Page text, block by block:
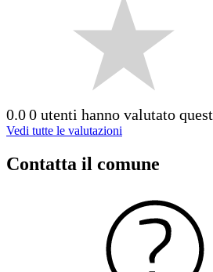
0.00 utenti hanno valutato
Vedi tutte le valutazioni
Contatta il comune